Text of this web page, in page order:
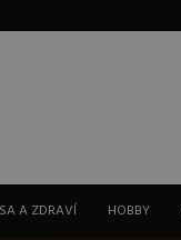
A ZDRAVÍ HOBBY